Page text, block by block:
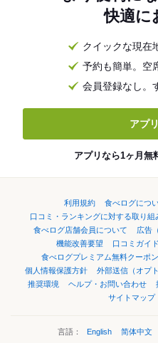
快適に
クイックな現在
予約も簡単。空
会員登録なし。
アプ
アプリなら1ヶ月無
利用規約 食べログにつ
口コミ・ランキングに対する取り組
食べログ店舗会員について
広告
機能改善要望
口コミガイ
食べログプレミアム無料クーポン
個人情報保護方針
外部送信（オプ
推奨環境
ヘルプ・お問い合わせ
サイトマップ
言語： English 简体中文